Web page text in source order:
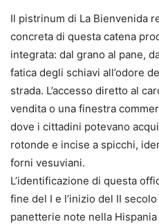
Il pistrinum di La Bienvenida
concreta di questa catena
integrata: dal grano al pane,
fatica degli schiavi all’odore
strada. L’accesso diretto al
vendita o una finestra
dove i cittadini potevano
rotonde e incise a spicchi,
forni vesuviani.
L’identificazione di questa
fine del I e l’inizio del II
panetterie note nella